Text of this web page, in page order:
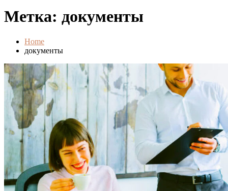
Метка: документы
Home
документы